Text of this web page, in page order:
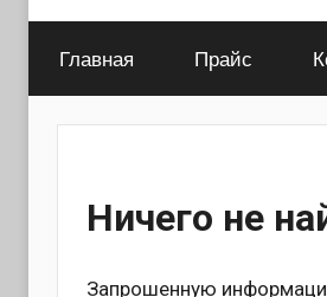
Главная Прайс
Ничего не
Запрошенную